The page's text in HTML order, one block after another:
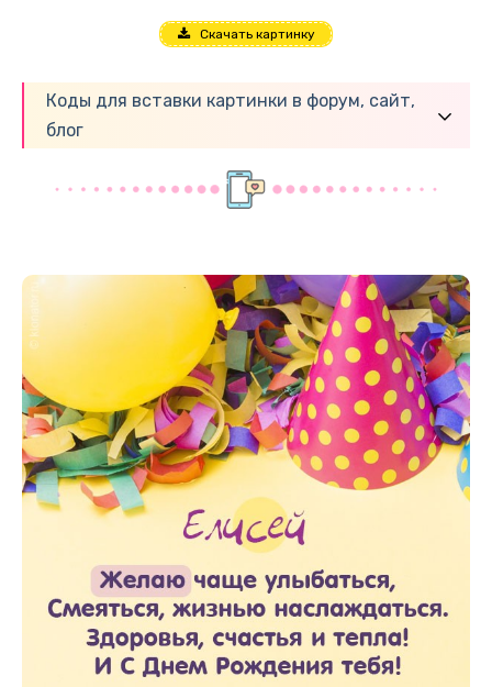
Скачать картинку
Коды для вставки картинки в форум, сайт,
блог